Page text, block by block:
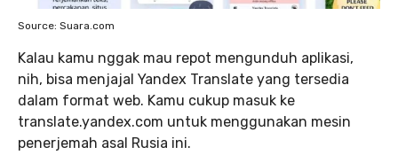
Source: Suara.com
Kalau kamu nggak mau repot mengunduh aplikasi,
nih, bisa menjajal Yandex Translate yang tersedia
dalam format web. Kamu cukup masuk ke
translate.yandex.com untuk menggunakan mesin
penerjemah asal Rusia ini.